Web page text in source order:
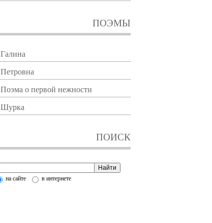
ПОЭМЫ
Галина
Петровна
Поэма о первой нежности
Шурка
ПОИСК
на сайте в интернете